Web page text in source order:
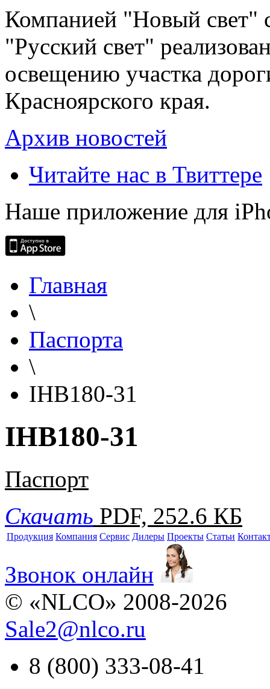
Компанией "Новый свет"
"Русский свет"
освещению участка
Красноярского края.
Архив новостей
Читайте нас в Твиттере
Наше приложение для
Главная
\
Паспорта
\
IHB180-31
IHB180-31
Паспорт
Скачать PDF, 252.6 КБ
Продукция Компания Сервис Дилеры Проекты Статьи
Звонок онлайн
© «NLCO» 2008-2026
Sale2@nlco.ru
8 (800) 333-08-41